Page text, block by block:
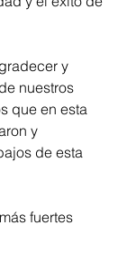
y
nuestros
que en esta
y
de esta
fuertes